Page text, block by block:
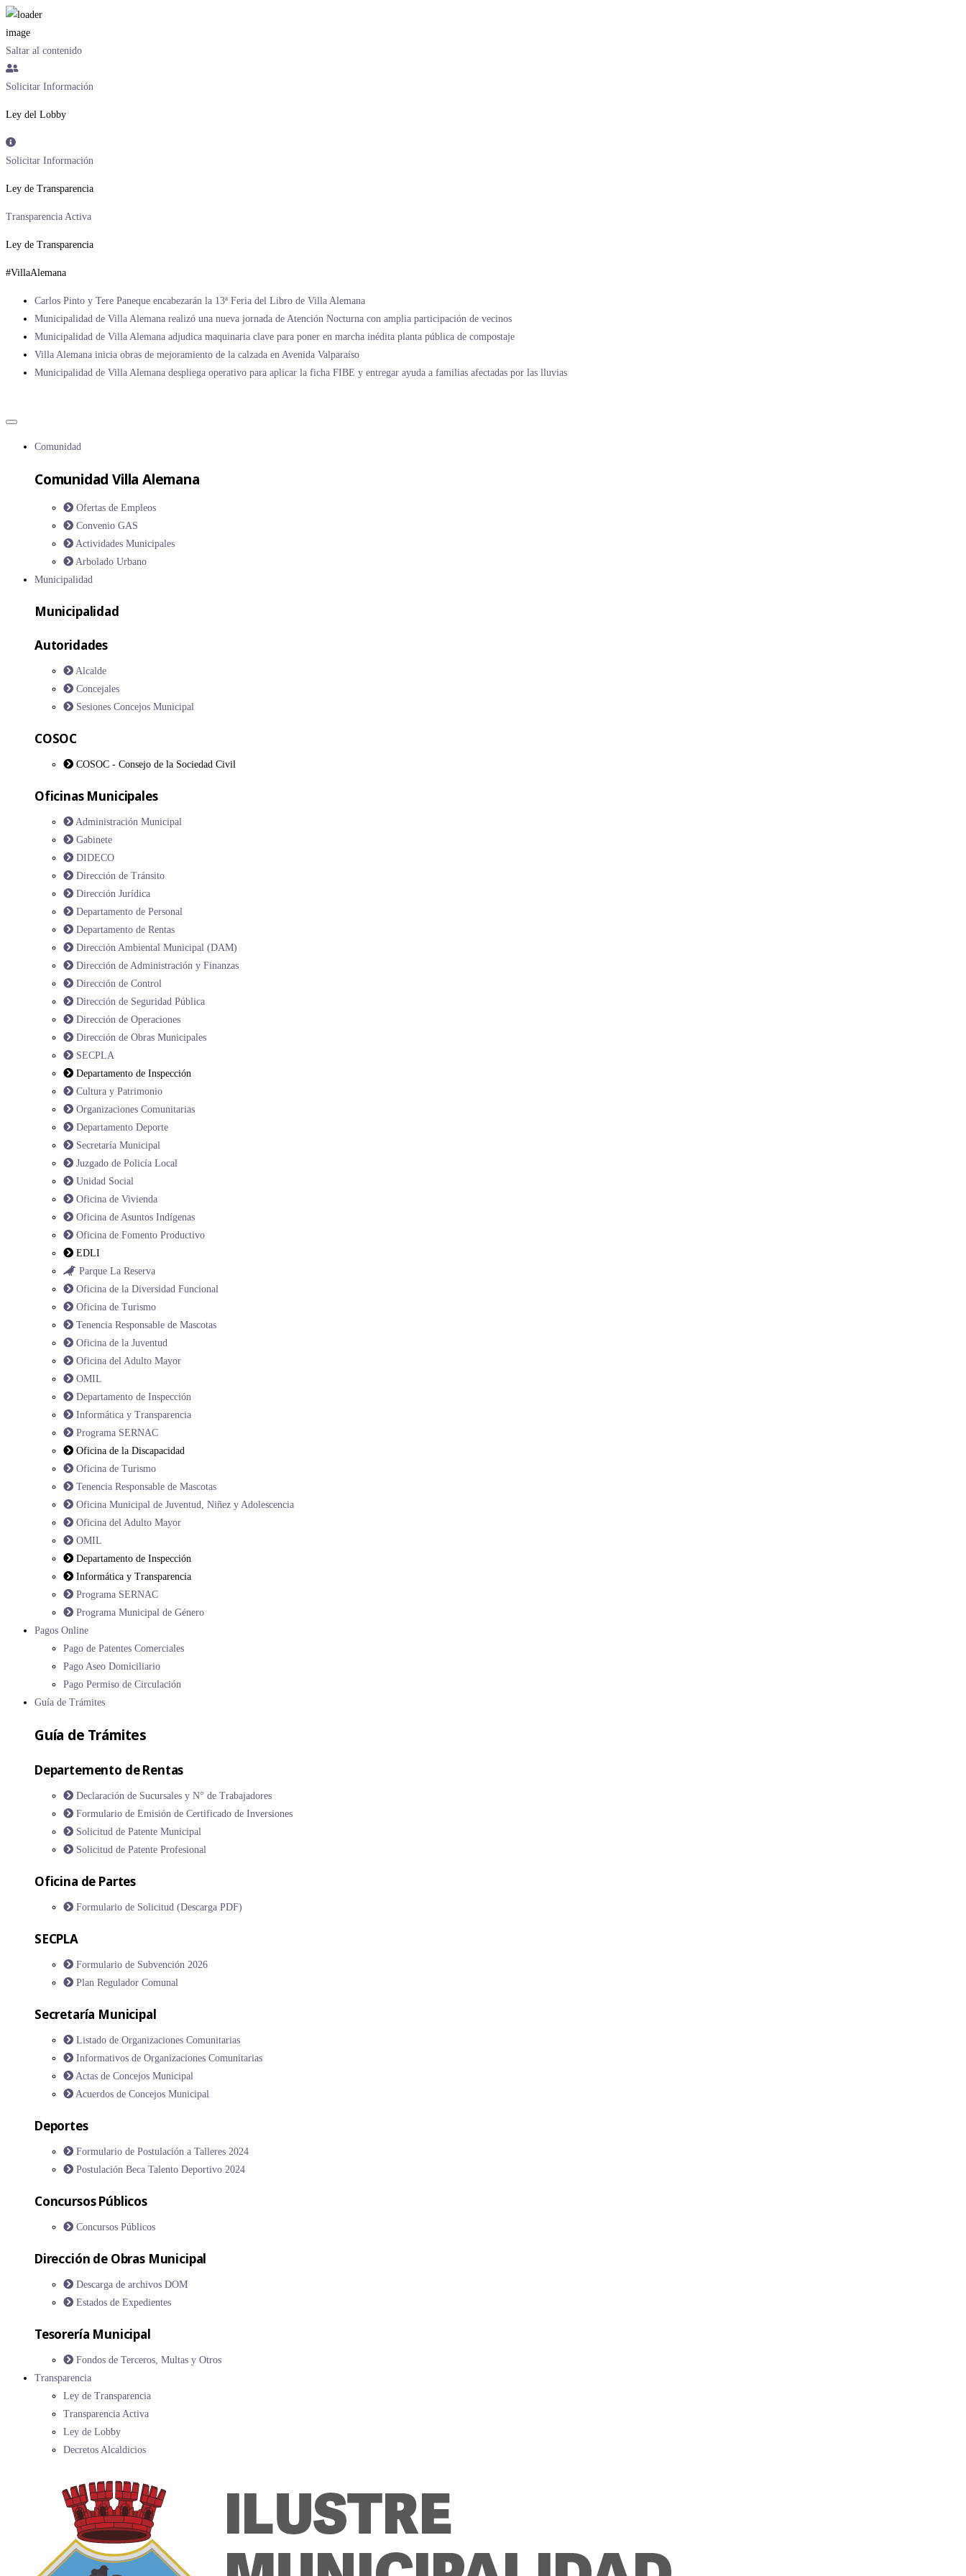
Saltar al contenido
Solicitar Información
Ley del Lobby
Solicitar Información
Ley de Transparencia
Transparencia Activa
Ley de Transparencia
#VillaAlemana
Carlos Pinto y Tere Paneque encabezarán la 13ª Feria del Libro de Villa Alemana
Municipalidad de Villa Alemana realizó una nueva jornada de Atención Nocturna con amplia participación de vecinos
Municipalidad de Villa Alemana adjudica maquinaria clave para poner en marcha inédita planta pública de compostaje
Villa Alemana inicia obras de mejoramiento de la calzada en Avenida Valparaíso
Municipalidad de Villa Alemana despliega operativo para aplicar la ficha FIBE y entregar ayuda a familias afectadas por las lluvias
Comunidad
Comunidad Villa Alemana
Ofertas de Empleos
Convenio GAS
Actividades Municipales
Arbolado Urbano
Municipalidad
Municipalidad
Autoridades
Alcalde
Concejales
Sesiones Concejos Municipal
COSOC
COSOC - Consejo de la Sociedad Civil
Oficinas Municipales
Administración Municipal
Gabinete
DIDECO
Dirección de Tránsito
Dirección Jurídica
Departamento de Personal
Departamento de Rentas
Dirección Ambiental Municipal (DAM)
Dirección de Administración y Finanzas
Dirección de Control
Dirección de Seguridad Pública
Dirección de Operaciones
Dirección de Obras Municipales
SECPLA
Departamento de Inspección
Cultura y Patrimonio
Organizaciones Comunitarias
Departamento Deporte
Secretaría Municipal
Juzgado de Policía Local
Unidad Social
Oficina de Vivienda
Oficina de Asuntos Indígenas
Oficina de Fomento Productivo
EDLI
Parque La Reserva
Oficina de la Diversidad Funcional
Oficina de Turismo
Tenencia Responsable de Mascotas
Oficina de la Juventud
Oficina del Adulto Mayor
OMIL
Departamento de Inspección
Informática y Transparencia
Programa SERNAC
Oficina de la Discapacidad
Oficina de Turismo
Tenencia Responsable de Mascotas
Oficina Municipal de Juventud, Niñez y Adolescencia
Oficina del Adulto Mayor
OMIL
Departamento de Inspección
Informática y Transparencia
Programa SERNAC
Programa Municipal de Género
Pagos Online
Pago de Patentes Comerciales
Pago Aseo Domiciliario
Pago Permiso de Circulación
Guía de Trámites
Guía de Trámites
Departemento de Rentas
Declaración de Sucursales y N° de Trabajadores
Formulario de Emisión de Certificado de Inversiones
Solicitud de Patente Municipal
Solicitud de Patente Profesional
Oficina de Partes
Formulario de Solicitud (Descarga PDF)
SECPLA
Formulario de Subvención 2026
Plan Regulador Comunal
Secretaría Municipal
Listado de Organizaciones Comunitarias
Informativos de Organizaciones Comunitarias
Actas de Concejos Municipal
Acuerdos de Concejos Municipal
Deportes
Formulario de Postulación a Talleres 2024
Postulación Beca Talento Deportivo 2024
Concursos Públicos
Concursos Públicos
Dirección de Obras Municipal
Descarga de archivos DOM
Estados de Expedientes
Tesorería Municipal
Fondos de Terceros, Multas y Otros
Transparencia
Ley de Transparencia
Transparencia Activa
Ley de Lobby
Decretos Alcaldicios